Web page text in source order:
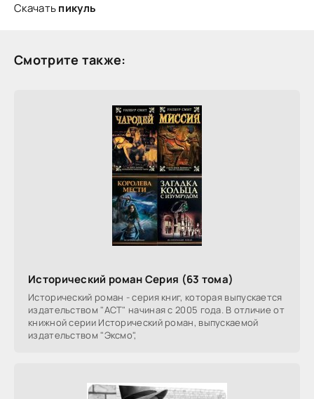
Скачатьпикуль
Смотрите также:
Исторический роман Серия (63 тома)
Исторический роман - серия книг, которая выпускается
издательством "АСТ" начиная с 2005 года. В отличие от
книжной серии Исторический роман, выпускаемой
издательством "Эксмо",